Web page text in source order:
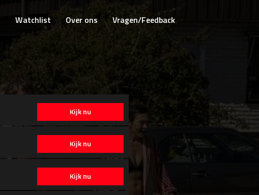
Watchlist Over ons Vragen/Feedback
Kijk nu
Kijk nu
Kijk nu